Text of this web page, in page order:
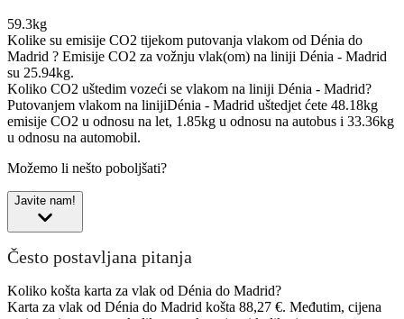
59.3kg
Kolike su emisije CO2 tijekom putovanja vlakom od Dénia do
Madrid ? Emisije CO2 za vožnju vlak(om) na liniji Dénia - Madrid
su 25.94kg.
Koliko CO2 uštedim vozeći se vlakom na liniji Dénia - Madrid?
Putovanjem vlakom na linijiDénia - Madrid uštedjet ćete 48.18kg
emisije CO2 u odnosu na let, 1.85kg u odnosu na autobus i 33.36kg
u odnosu na automobil.
Možemo li nešto poboljšati?
Javite nam!
Često postavljana pitanja
Koliko košta karta za vlak od Dénia do Madrid?
Karta za vlak od Dénia do Madrid košta 88,27 €. Međutim, cijena